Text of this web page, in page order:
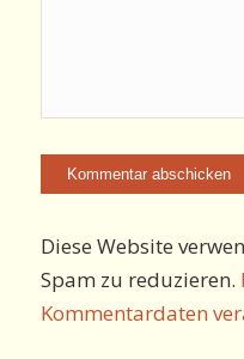
Diese Website
Spam zu reduzieren.
Kommentardaten